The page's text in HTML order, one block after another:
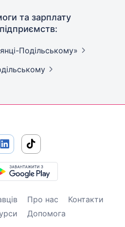
та зарплату
Подільському»
Про нас
Контакти
Допомога